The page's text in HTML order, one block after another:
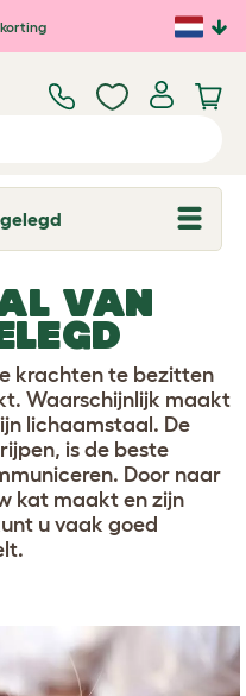
VAN
krachten te bezitten
Waarschijnlijk maakt
lichaamstaal. De
is de beste
Door naar
kat maakt en zijn
u vaak goed